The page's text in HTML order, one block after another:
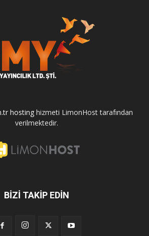
hosting hizmeti LimonHost tarafından
verilmektedir.
BİZİ TAKİP EDİN